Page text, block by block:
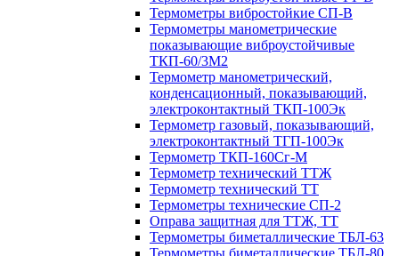
Термометры вибростойкие СП-В
Термометры манометрические
показывающие виброустойчивые
ТКП-60/3М2
Термометр манометрический,
конденсационный, показывающий,
электроконтактный ТКП-100Эк
Термометр газовый, показывающий,
электроконтактный ТГП-100Эк
Термометр ТКП-160Сг-М
Термометр технический ТТЖ
Термометр технический ТТ
Термометры технические СП-2
Оправа защитная для ТТЖ, ТТ
Термометры биметаллические ТБЛ-63
Термометры биметаллические ТБЛ-80